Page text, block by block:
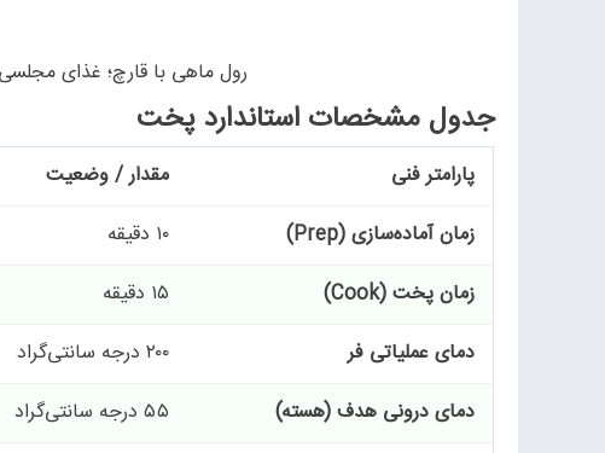
رول ماهی با قارچ؛ غذای
جدول مشخصات استاندارد پخت
پارامتر فنی مقدار / وضعیت
زمان آماده‌سازی (Prep
) ۱۰ دقیقه
زمان پخت (Cook
) ۱۵ دقیقه
دمای عملیاتی فر
۲۰۰ درجه سانتی‌گراد
دمای درونی هدف (هسته)
۵۵ درجه سانتی‌گراد